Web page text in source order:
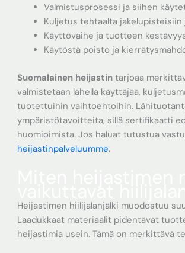
Valmistusprosessi ja siihen
Kuljetus tehtaalta jakelupisteisiin
Käyttövaihe ja tuotteen
Käytöstä poisto ja
Suomalainen heijastin tarjoaa
valmistetaan lähellä käyttäjää,
tuotettuihin vaihtoehtoihin.
ympäristötavoitteita, sillä sertifikaatti
huomioimista. Jos haluat tutustua
heijastinpalveluumme.
Heijastimen hiilijalanjälki muodostuu
Laadukkaat materiaalit pidentävät
heijastimia usein. Tämä on merkittävä